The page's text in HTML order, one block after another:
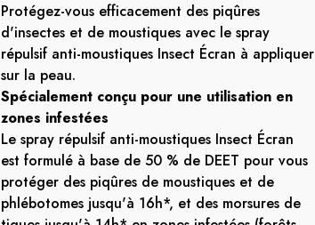
Protégez-vous efficacement des piqûres
d'insectes et de moustiques avec le spray
répulsif anti-moustiques Insect Écran à appliquer
sur la peau.
Spécialement conçu pour une utilisation en
zones infestées
Le spray répulsif anti-moustiques Insect Écran
est formulé à base de 50 % de DEET pour vous
protéger des piqûres de moustiques et de
phlébotomes jusqu'à 16h*, et des morsures de